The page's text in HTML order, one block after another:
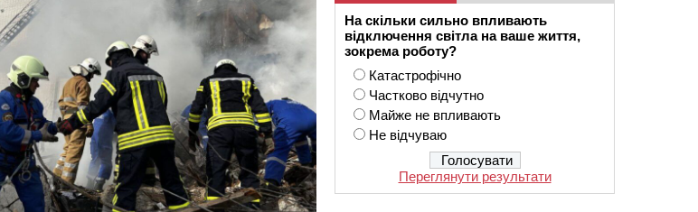
На скільки сильно впливають
відключення світла на ваше життя,
зокрема роботу?
Катастрофічно
Частково відчутно
Майже не впливають
Не відчуваю
Переглянути результати